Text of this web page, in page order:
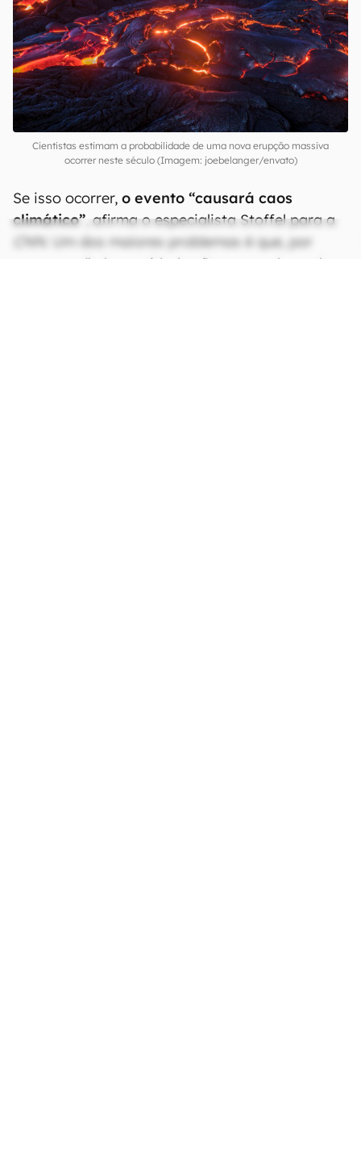
Cientistas estimam a probabilidade de uma nova erupção massiva
ocorrer neste século (Imagem: joebelanger/envato)
Se isso ocorrer, o evento “causará caos
climático” , afirma o especialista Stoffel para a
CNN . Um dos maiores problemas é que, por
enquanto, “a humanidade não tem nenhum plano